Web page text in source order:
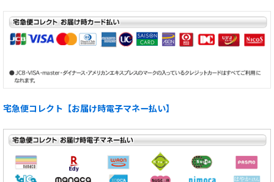
宅急便コレクト【お届け時電子マネー払い】